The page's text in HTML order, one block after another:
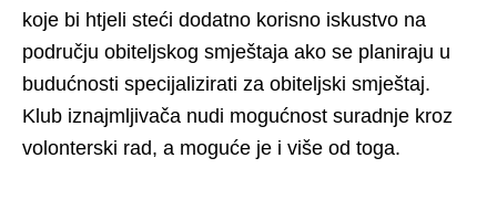
koje bi htjeli steći dodatno korisno iskustvo na
području obiteljskog smještaja ako se planiraju u
budućnosti specijalizirati za obiteljski smještaj.
Klub iznajmljivača nudi mogućnost suradnje kroz
volonterski rad, a moguće je i više od toga.